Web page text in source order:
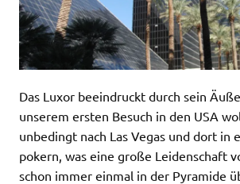
Das Luxor beeindruckt durch sein
unserem ersten Besuch in den USA
unbedingt nach Las Vegas und dort in
pokern, was eine große Leidenschaft
schon immer einmal in der Pyramide